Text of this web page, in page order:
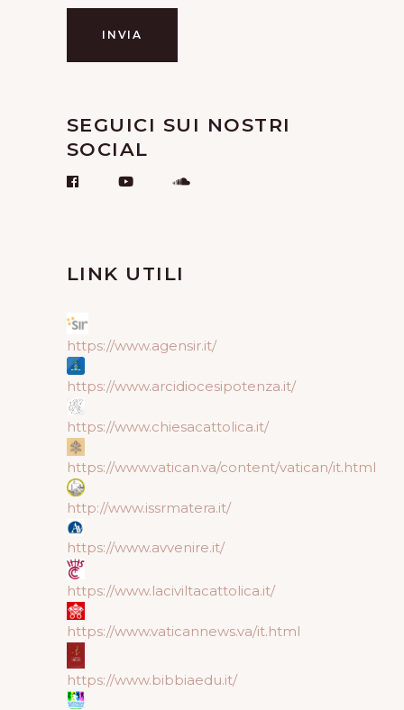
INVIA
SEGUICI SUI NOSTRI
SOCIAL
LINK UTILI
https://www.agensir.it/
https://www.arcidiocesipotenza.it/
https://www.chiesacattolica.it/
https://www.vatican.va/content/vatican/it.html
http://www.issrmatera.it/
https://www.avvenire.it/
https://www.laciviltacattolica.it/
https://www.vaticannews.va/it.html
https://www.bibbiaedu.it/